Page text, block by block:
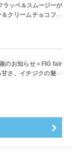
ラッペ＆スムージーが
クリームチョコフラ
月5日（水）から販売
のお知らせ＞FIG fair
さ、イチジクの魅力
ジク尽くしの全4種が